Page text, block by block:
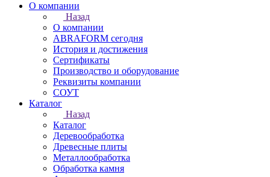
О компании
Назад
О компании
ABRAFORM сегодня
История и достижения
Сертификаты
Производство и оборудование
Реквизиты компании
СОУТ
Каталог
Назад
Каталог
Деревообработка
Древесные плиты
Металлообработка
Обработка камня